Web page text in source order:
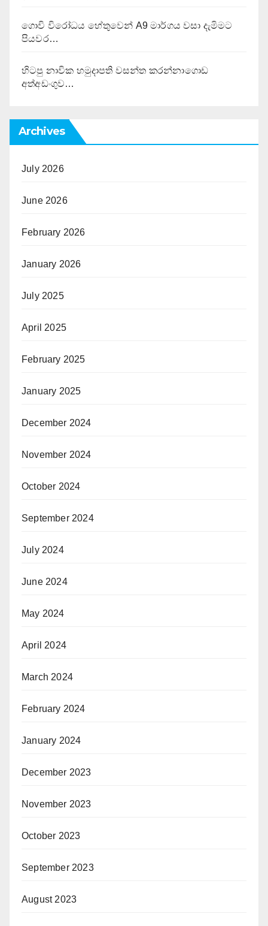
ගොවි විරෝධය හේතුවෙන් A9 මාර්ගය වසා දැමිමට
පියවර…
හිටපු නාවික හමුදාපති වසන්ත කරන්නාගොඩ
අත්අඩංගුව…
Archives
July 2026
June 2026
February 2026
January 2026
July 2025
April 2025
February 2025
January 2025
December 2024
November 2024
October 2024
September 2024
July 2024
June 2024
May 2024
April 2024
March 2024
February 2024
January 2024
December 2023
November 2023
October 2023
September 2023
August 2023